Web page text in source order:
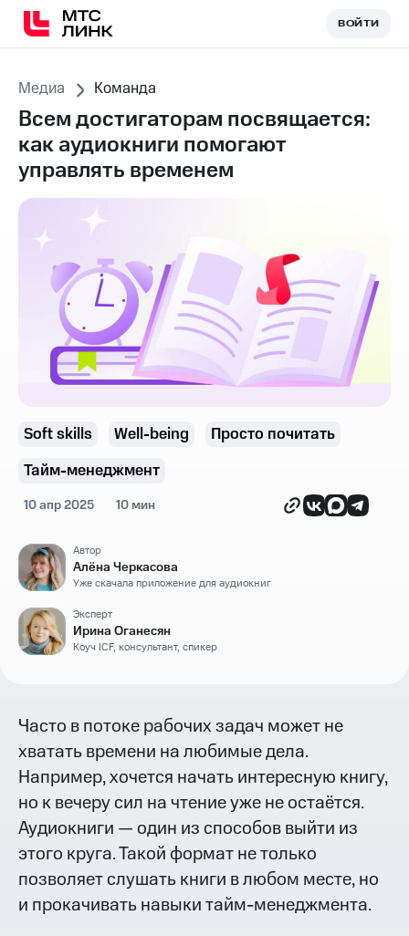
ВОЙТИВОЙТИ
Медиа Команда
Всем достигаторам посвящается:
как аудиокниги помогают
управлять временем
Soft skills Well-being
Просто почитать
Тайм-менеджмент
10 апр 2025 10 мин
Автор
Алёна Черкасова
Уже скачала приложение для аудиокниг
Эксперт
Ирина Оганесян
Коуч ICF, консультант, спикер
Часто в потоке рабочих задач может не
хватать времени на любимые дела.
Например, хочется начать интересную книгу,
но к вечеру сил на чтение уже не остаётся.
Аудиокниги — один из способов выйти из
этого круга. Такой формат не только
позволяет слушать книги в любом месте, но
и прокачивать навыки тайм-менеджмента.